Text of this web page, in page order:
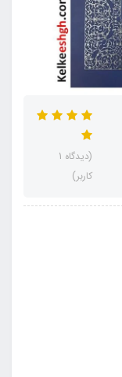
(دیدگاه 1
کاربر)